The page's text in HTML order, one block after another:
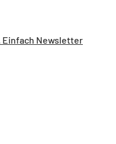
Einfach Newsletter